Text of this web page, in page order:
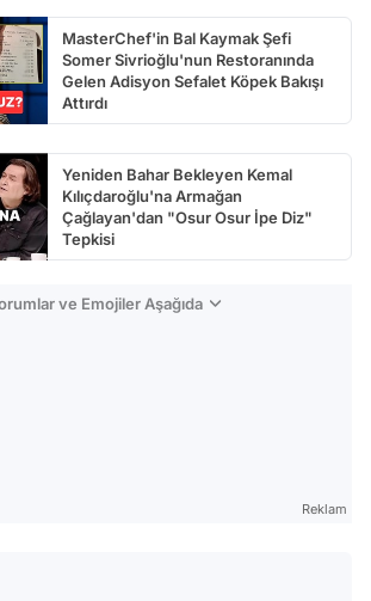
MasterChef'in Bal Kaymak Şefi
Somer Sivrioğlu'nun Restoranında
Gelen Adisyon Sefalet Köpek Bakışı
Attırdı
Yeniden Bahar Bekleyen Kemal
Kılıçdaroğlu'na Armağan
Çağlayan'dan "Osur Osur İpe Diz"
Tepkisi
ve Emojiler Aşağıda
Reklam